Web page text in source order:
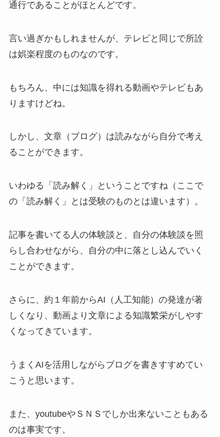
通行であることがほとんどです。
言い過ぎかもしれませんが、テレビと同じで所詮
は娯楽程度のものなのです。
もちろん、中には知識を得れる動画やテレビもあ
りますけどね。
しかし、文章（ブログ）は読みながら自分で考え
ることができます。
いわゆる「読み解く」ということですね（ここで
の「読み解く」とは受験のものとは違います）。
記事を書いてる人の体験談と、自分の体験談を照
らし合わせながら、自分の中に落とし込んでいく
ことができます。
さらに、約１年前からAI（人工知能）の発達が著
しくなり、動画より文章による知識繁栄がしやす
くなってきています。
うまくAIを活用しながらブログを書きすすめてい
こうと思います。
また、youtubeやＳＮＳでしか出来ないこともある
のは事実です。